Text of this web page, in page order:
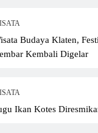
Budaya Klaten,
Kembali Digelar
Ikan Kotes